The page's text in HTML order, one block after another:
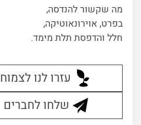
מה שקשור להנדסה,
בפרט, אוירונאוטיקה,
חלל והדפסת תלת מימד.
עזרו לנו לצמוח
שלחו לחברים